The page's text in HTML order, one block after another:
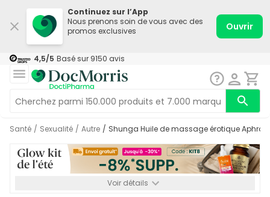
Continuez sur l’App
Nous prenons soin de vous avec des
promos exclusives
Ouvrir
4,5/5 Basé sur 9150 avis
Santé / Sexualité / Autre / Shunga Huile de massage érotique
Voir détails